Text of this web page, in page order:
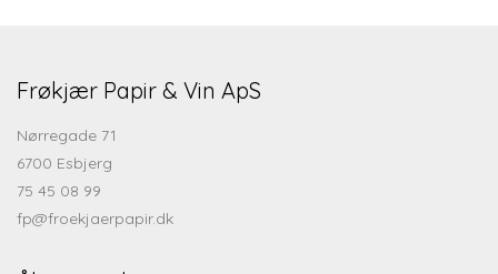
Frøkjær Papir & Vin ApS
Nørregade 71
6700 Esbjerg
75 45 08 99
fp@froekjaerpapir.dk